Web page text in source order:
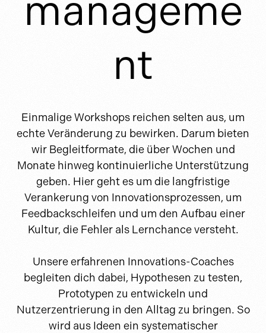
manageme
nt
Einmalige Workshops reichen selten aus, um
echte Veränderung zu bewirken. Darum bieten
wir Begleitformate, die über Wochen und
Monate hinweg kontinuierliche Unterstützung
geben. Hier geht es um die langfristige
Verankerung von Innovationsprozessen, um
Feedbackschleifen und um den Aufbau einer
Kultur, die Fehler als Lernchance versteht.
Unsere erfahrenen Innovations-Coaches
begleiten dich dabei, Hypothesen zu testen,
Prototypen zu entwickeln und
Nutzerzentrierung in den Alltag zu bringen. So
wird aus Ideen ein systematischer